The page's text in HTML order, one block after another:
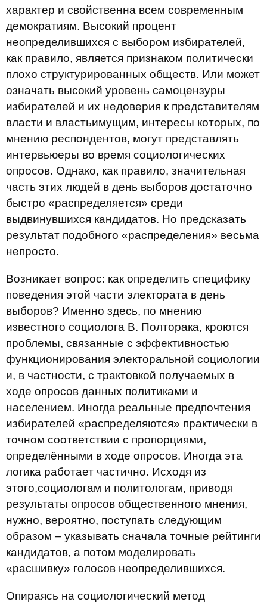
характер и свойственна всем современным
демократиям. Высокий процент
неопределившихся с выбором избирателей,
как правило, является признаком политически
плохо структурированных обществ. Или может
означать высокий уровень самоцензуры
избирателей и их недоверия к представителям
власти и властьимущим, интересы которых, по
мнению респондентов, могут представлять
интервьюеры во время социологических
опросов. Однако, как правило, значительная
часть этих людей в день выборов достаточно
быстро «распределяется» среди
выдвинувшихся кандидатов. Но предсказать
результат подобного «распределения» весьма
непросто.
Возникает вопрос: как определить специфику
поведения этой части электората в день
выборов? Именно здесь, по мнению
известного социолога В. Полторака, кроются
проблемы, связанные с эффективностью
функционирования электоральной социологии
и, в частности, с трактовкой получаемых в
ходе опросов данных политиками и
населением. Иногда реальные предпочтения
избирателей «распределяются» практически в
точном соответствии с пропорциями,
определёнными в ходе опросов. Иногда эта
логика работает частично. Исходя из
этого,социологам и политологам, приводя
результаты опросов общественного мнения,
нужно, вероятно, поступать следующим
образом – указывать сначала точные рейтинги
кандидатов, а потом моделировать
«расшивку» голосов неопределившихся.
Опираясь на социологический метод